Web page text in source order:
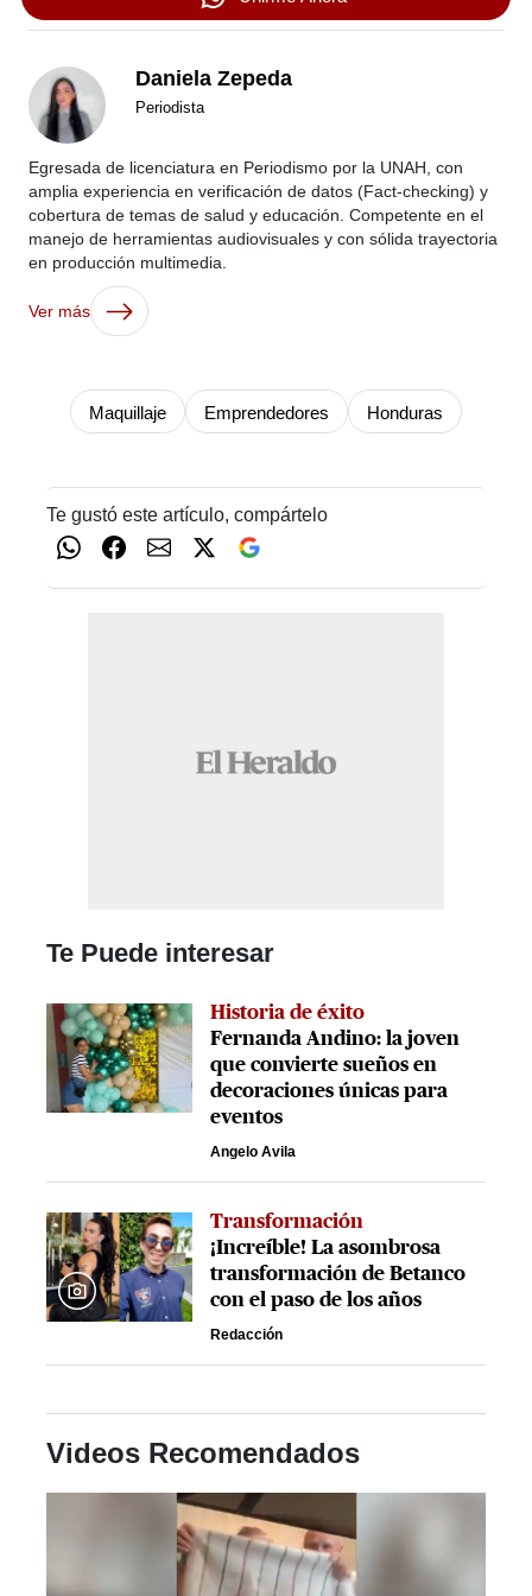
Daniela Zepeda
Periodista
Egresada de licenciatura en Periodismo por la UNAH, con
amplia experiencia en verificación de datos (Fact-checking) y
cobertura de temas de salud y educación. Competente en el
manejo de herramientas audiovisuales y con sólida trayectoria
en producción multimedia.
Ver más
Maquillaje Emprendedores Honduras
Te gustó este artículo, compártelo
Te Puede interesar
Historia de éxito
Fernanda Andino: la joven
que convierte sueños en
decoraciones únicas para
eventos
Angelo Avila
Transformación
¡Increíble! La asombrosa
transformación de Betanco
con el paso de los años
Redacción
Videos Recomendados